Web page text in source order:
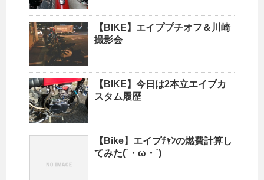
【BIKE】エイププチオフ＆川崎
撮影会
【BIKE】今日は2本立エイプカ
スタム履歴
【Bike】エイプﾁｬﾝの燃費計算し
てみた(´・ω・`)